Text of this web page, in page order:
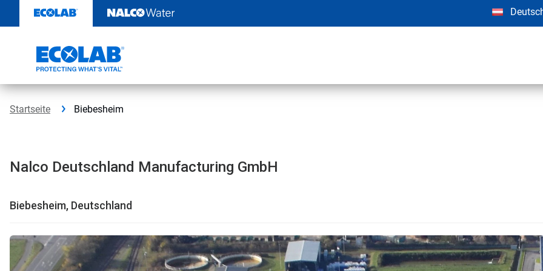
Inhalt
Startseite Biebesheim
Nalco Deutschland Manufacturing GmbH
Biebesheim, Deutschland